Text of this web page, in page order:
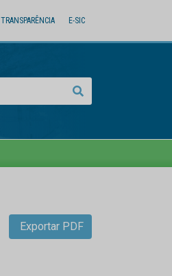
TRANSPARÊNCIA E-SIC
Exportar PDF